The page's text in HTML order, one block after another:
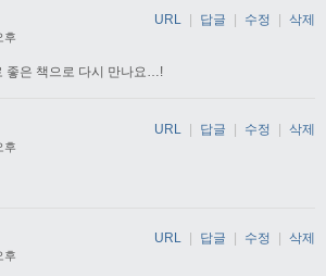
후
좋은 책으로 다시 만나요…!
URL | 답글 | 수정 | 삭제
후
URL | 답글 | 수정 | 삭제
후
URL 답글 수정 삭제